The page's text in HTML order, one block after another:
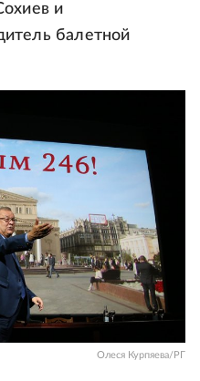
и
балетной
Олеся Курпяева/РГ